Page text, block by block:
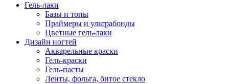
Гель-лаки
Базы и топы
Праймеры и ультрабонды
Цветные гель-лаки
Дизайн ногтей
Акварельные краски
Гель-краски
Гель-пасты
Ленты, фольга, битое стекло